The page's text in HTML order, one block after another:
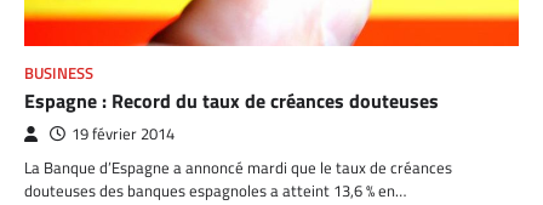
BUSINESS
Espagne : Record du taux de créances douteuses
19 février 2014
La Banque d’Espagne a annoncé mardi que le taux de créances
douteuses des banques espagnoles a atteint 13,6 % en…